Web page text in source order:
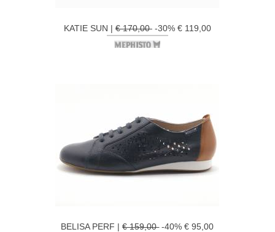
KATIE SUN | € 170,00-30% € 119,00
BELISA PERF |€ 159,00-40% € 95,00